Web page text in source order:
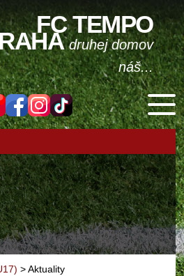
FC TEMPO
druhej domov
náš...
>Aktuality